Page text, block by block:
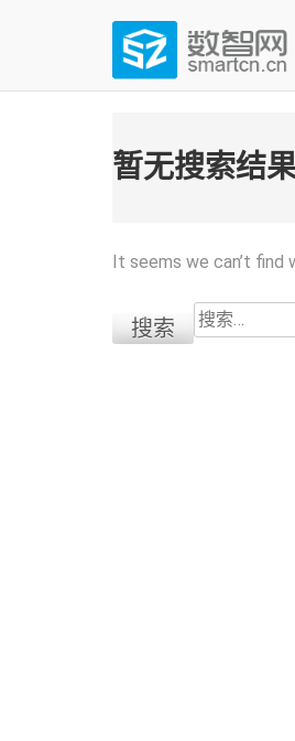
(Press
数智网
智能家居第一资讯门户 | 智
暂无搜索结
It seems we can’t find
搜
索：